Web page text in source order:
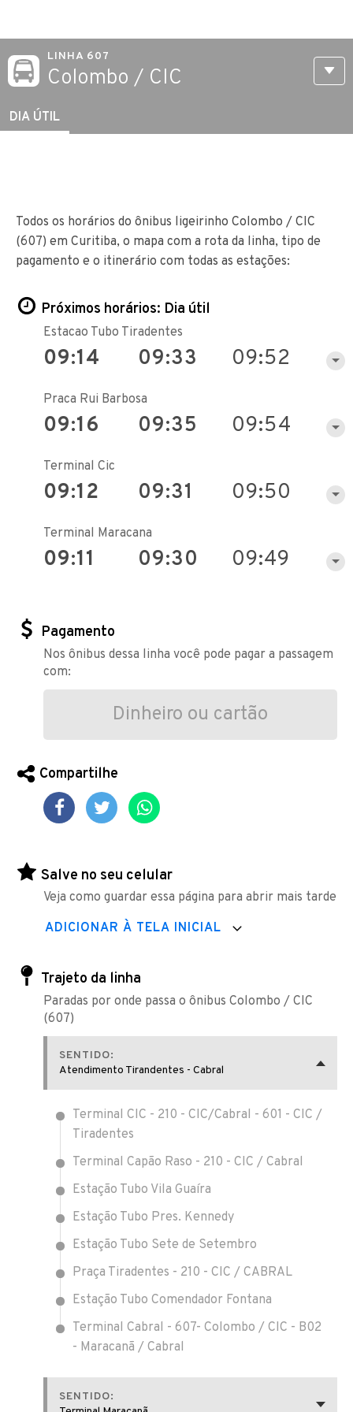
LINHA 607
Colombo / CIC
DIA ÚTIL
Todos os horários do ônibus ligeirinho Colombo / CIC
(607) em Curitiba, o mapa com a rota da linha, tipo de
pagamento e o itinerário com todas as estações:
Próximos horários: Dia útil
Estacao Tubo Tiradentes
09:14 09:33 09:52
Praca Rui Barbosa
09:16 09:35 09:54
Terminal Cic
09:12 09:31 09:50
Terminal Maracana
09:11 09:30 09:49
Pagamento
Nos ônibus dessa linha você pode pagar a passagem
com:
Dinheiro ou cartão
Compartilhe
Salve no seu celular
Veja como guardar essa página para abrir mais tarde
ADICIONAR À TELA INICIAL
Trajeto da linha
Paradas por onde passa o ônibus Colombo / CIC
(607)
SENTIDO:
Atendimento Tirandentes - Cabral
Terminal CIC - 210 - CIC/Cabral - 601 - CIC /
Tiradentes
Terminal Capão Raso - 210 - CIC / Cabral
Estação Tubo Vila Guaíra
Estação Tubo Pres. Kennedy
Estação Tubo Sete de Setembro
Praça Tiradentes - 210 - CIC / CABRAL
Estação Tubo Comendador Fontana
Terminal Cabral - 607- Colombo / CIC - B02
- Maracanã / Cabral
SENTIDO: